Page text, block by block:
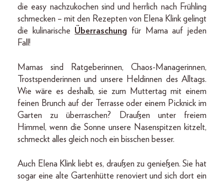
die easy nachzukochen sind und herrlich nach Frühling
schmecken – mit den Rezepten von Elena Klink gelingt
die kulinarische Überraschung für Mama auf jeden
Fall!
Mamas sind Ratgeberinnen, Chaos-Managerinnen,
Trostspenderinnen und unsere Heldinnen des Alltags.
Wie wäre es deshalb, sie zum Muttertag mit einem
feinen Brunch auf der Terrasse oder einem Picknick im
Garten zu überraschen? Draußen unter freiem
Himmel, wenn die Sonne unsere Nasenspitzen kitzelt,
schmeckt alles gleich noch ein bisschen besser.
Auch Elena Klink liebt es, draußen zu genießen. Sie hat
sogar eine alte Gartenhütte renoviert und sich dort ein